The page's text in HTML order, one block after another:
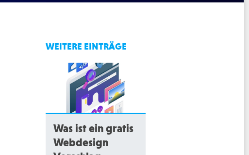
WEITERE EINTRÄGE
Was ist ein gratis
Webdesign